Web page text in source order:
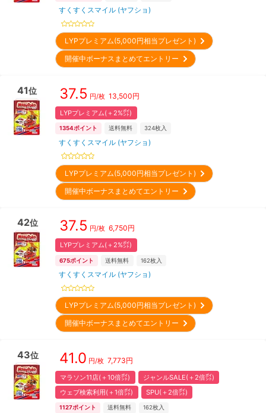
すくすくスマイル (ヤフショ)
LYPプレミアム(5,000円相当プレゼント)
開催中ボーナスまとめてエントリー
41位 37.5 円/枚 13,500円
LYPプレミアム(＋2%㌽)
1354ポイント 送料無料 324枚入
すくすくスマイル (ヤフショ)
LYPプレミアム(5,000円相当プレゼント)
開催中ボーナスまとめてエントリー
42位 37.5 円/枚 6,750円
LYPプレミアム(＋2%㌽)
675ポイント 送料無料 162枚入
すくすくスマイル (ヤフショ)
LYPプレミアム(5,000円相当プレゼント)
開催中ボーナスまとめてエントリー
43位 41.0 円/枚 7,773円
マラソン11店(＋10倍㌽)
ジャンルSALE(＋2倍㌽)
ウェブ検索利用(＋1倍㌽)
SPU(＋2倍㌽)
1127ポイント 送料無料 162枚入